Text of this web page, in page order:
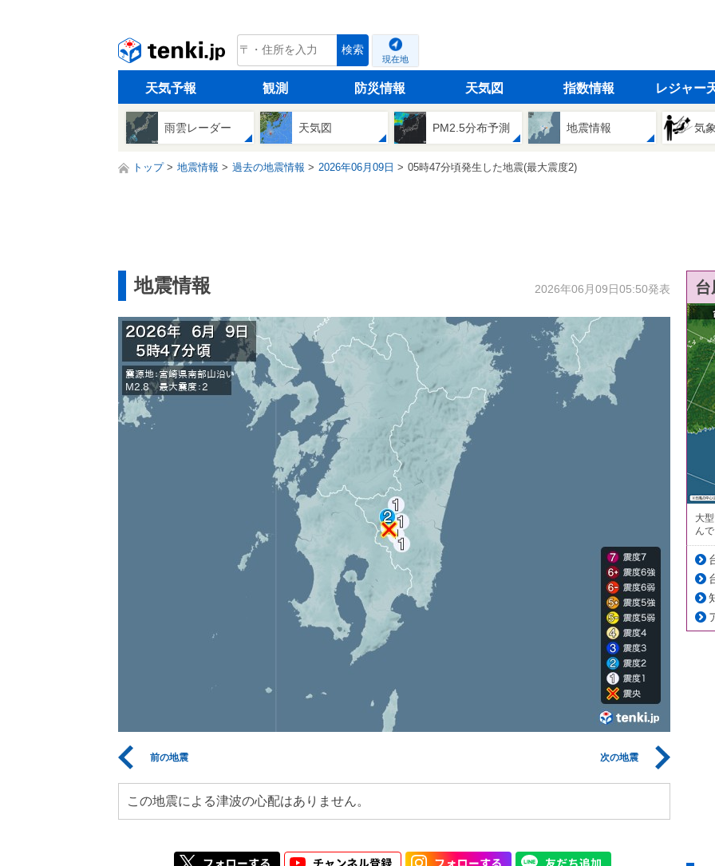
tenki.jp 検索
現在地
天気予報 観測 防災情報 天気図 指数情報 レジャー
雨雲レーダー 天気図 PM2.5分布予測 地震情報 気
トップ 地震情報 過去の地震情報 2026年06月09日 05時47分頃発生した地震(最大震度2)
地震情報 2026年06月09日05:50発表
前の地震 次の地震
この地震による津波の心配はありません。
大
ん